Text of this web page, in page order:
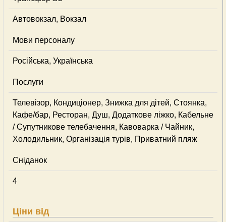
Автовокзал, Вокзал
Мови персоналу
Російська, Українська
Послуги
Телевізор, Кондиціонер, Знижка для дітей, Стоянка,
Кафе/бар, Ресторан, Душ, Додаткове ліжко, Кабельне
/ Супутникове телебачення, Кавоварка / Чайник,
Холодильник, Організація турів, Приватний пляж
Сніданок
4
Ціни від